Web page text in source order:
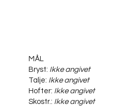
MÅL
Bryst: Ikke angivet
Talje: Ikke angivet
Hofter: Ikke angivet
Skostr.: Ikke angivet